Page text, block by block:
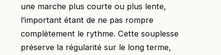
une marche plus courte ou plus lente,
l’important étant de ne pas rompre
complètement le rythme. Cette souplesse
préserve la régularité sur le long terme,